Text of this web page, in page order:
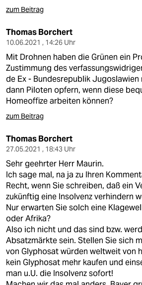
zum Beitrag
Thomas Borchert
10.06.2021 , 14:26 Uhr
Mit Drohnen haben die Grünen ein
Zustimmung des
de Ex - Bundesrepublik
dann Piloten opfern, wenn diese
Homeoffize arbeiten können?
zum Beitrag
Thomas Borchert
27.05.2021 , 18:43 Uhr
Sehr geehrter Herr Maurin.
Ich sage mal, na ja zu Ihren
Recht, wenn Sie schreiben, daß ein
zukünftig eine Insolvenz verhindern
Nur erwarten Sie solch eine
oder Afrika?
Also ich nicht und das sind bzw.
Absatzmärkte sein. Stellen Sie sich
von Glyphosat würden weltweit von
kein Glyphosat mehr kaufen und
man u.U. die Insolvenz sofort!